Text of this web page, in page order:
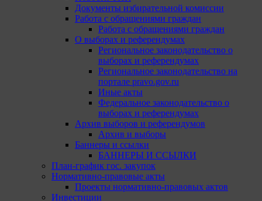
Документы избирательной комиссии
Работа с обращениями граждан
Работа с обращениями граждан
О выборах и референдумах
Региональное законодательство о
выборах и референдумах
Региональное законодательство на
портале pravo.gov.ru
Иные акты
Федеральное законодательство о
выборах и референдумах
Архив выборов и референдумов
Архив и выборы
Баннеры и ссылки
БАННЕРЫ И ССЫЛКИ
План-график гос. закупок
Нормативно-правовые акты
Проекты нормативно-правовых актов
Инвестиции